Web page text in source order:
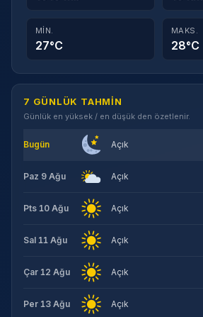
MIN.
27°C
MAKS.
28°C
7 GÜNLÜK TAHMIN
Günlük en yüksek / en düşük den özetlenir.
Bugün Açık
Paz 9 Ağu Açık
Pts 10 Ağu Açık
Sal 11 Ağu Açık
Çar 12 Ağu Açık
Per 13 Ağu Açık